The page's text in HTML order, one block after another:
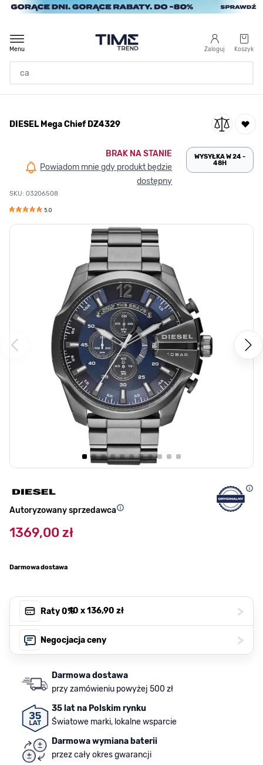
Przejdź do treści
Zaloguj Koszyk
Menu
/
DIESEL Mega Chief DZ4329
DIESEL Mega Chief DZ4329
BRAK NA STANIE
Powiadom mnie gdy produkt będzie
dostępny
SKU: 03206508
5.0
WYSYŁKA W 24 -
48H
Autoryzowany sprzedawca
1369,00 zł
Darmowa dostawa
Raty 0%, 10 x136,90 zł >
Negocjacja ceny >
Darmowa dostawa
przy zamówieniu powyżej 500 zł
35 lat na Polskim rynku
Światowe marki, lokalne wsparcie
Darmowa wymiana baterii
przez cały okres gwarancji